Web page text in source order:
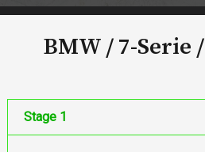
BMW / 7-Serie /
Stage 1